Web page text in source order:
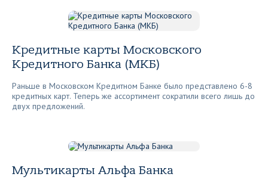
Кредитные карты Московского
Кредитного Банка (МКБ)
Раньше в Московском Кредитном Банке было представлено 6-8
кредитных карт. Теперь же ассортимент сократили всего лишь до
двух предложений.
Мультикарты Альфа Банка